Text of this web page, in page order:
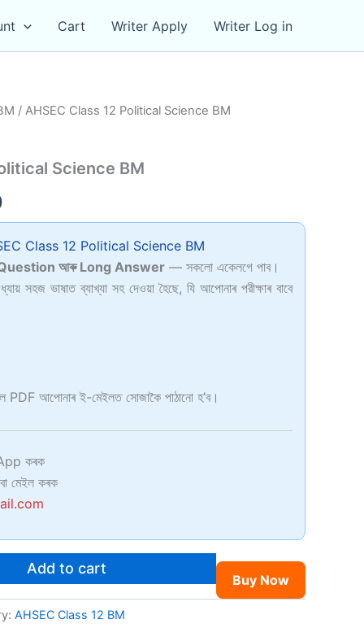
Cart Writer Apply Writer Log in
/ AHSEC Class 12 Political Science BM
Science BM
is:
₹69.00.
Class 12 Political Science BM
আৰু Long Answer — সকলো একেলগে পাব।
সহজ ভাষাত ব্যাখ্যা সহ দেওয়া হৈছে, যি আপোনাৰ পরীক্ষাৰ বাবে
PDF আপোনাৰ ই-মেইলত সোজাকৈ পাঠানো হ’ব।
কৰক
মেইল কৰক
Add to cart
Buy Now
AHSEC Class 12 BM